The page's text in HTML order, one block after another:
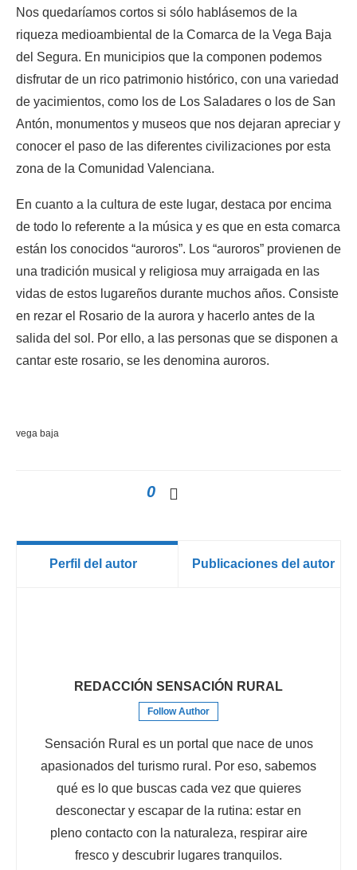
Nos quedaríamos cortos si sólo hablásemos de la
riqueza medioambiental de la Comarca de la Vega Baja
del Segura. En municipios que la componen podemos
disfrutar de un rico patrimonio histórico, con una variedad
de yacimientos, como los de Los Saladares o los de San
Antón, monumentos y museos que nos dejaran apreciar y
conocer el paso de las diferentes civilizaciones por esta
zona de la Comunidad Valenciana.
En cuanto a la cultura de este lugar, destaca por encima
de todo lo referente a la música y es que en esta comarca
están los conocidos “auroros”. Los “auroros” provienen de
una tradición musical y religiosa muy arraigada en las
vidas de estos lugareños durante muchos años. Consiste
en rezar el Rosario de la aurora y hacerlo antes de la
salida del sol. Por ello, a las personas que se disponen a
cantar este rosario, se les denomina auroros.
vega baja
0
Perfil del autor Publicaciones del autor
REDACCIÓN SENSACIÓN RURAL
Follow Author
Sensación Rural es un portal que nace de unos
apasionados del turismo rural. Por eso, sabemos
qué es lo que buscas cada vez que quieres
desconectar y escapar de la rutina: estar en
pleno contacto con la naturaleza, respirar aire
fresco y descubrir lugares tranquilos.